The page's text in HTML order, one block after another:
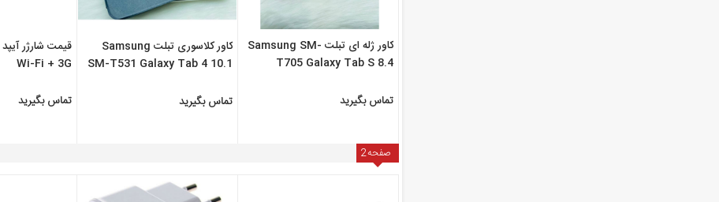
کاور ژله ای تبلت Samsung SM-
T705 Galaxy Tab S 8.4
تماس بگیرید
کاور کلاسوری تبلت Samsung
SM-T531 Galaxy Tab 4 10.1
تماس بگیرید
Wi-Fi + 3G
تماس بگیرید
صفحه2